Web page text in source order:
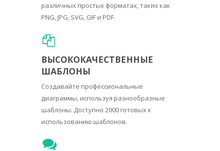
различных простых форматах, таких как
PNG, JPG, SVG, GIF и PDF.
ВЫСОКОКАЧЕСТВЕННЫЕ
ШАБЛОНЫ
Создавайте профессиональные
диаграммы, используя разнообразные
шаблоны. Доступно 2000 готовых к
использованию шаблонов.